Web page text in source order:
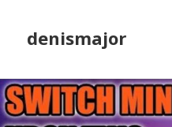
denismajor